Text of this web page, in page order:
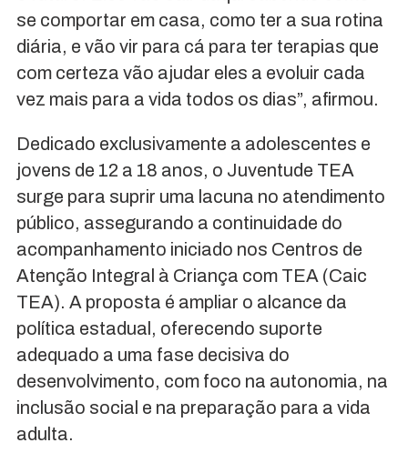
se comportar em casa, como ter a sua rotina
diária, e vão vir para cá para ter terapias que
com certeza vão ajudar eles a evoluir cada
vez mais para a vida todos os dias”, afirmou.
Dedicado exclusivamente a adolescentes e
jovens de 12 a 18 anos, o Juventude TEA
surge para suprir uma lacuna no atendimento
público, assegurando a continuidade do
acompanhamento iniciado nos Centros de
Atenção Integral à Criança com TEA (Caic
TEA). A proposta é ampliar o alcance da
política estadual, oferecendo suporte
adequado a uma fase decisiva do
desenvolvimento, com foco na autonomia, na
inclusão social e na preparação para a vida
adulta.